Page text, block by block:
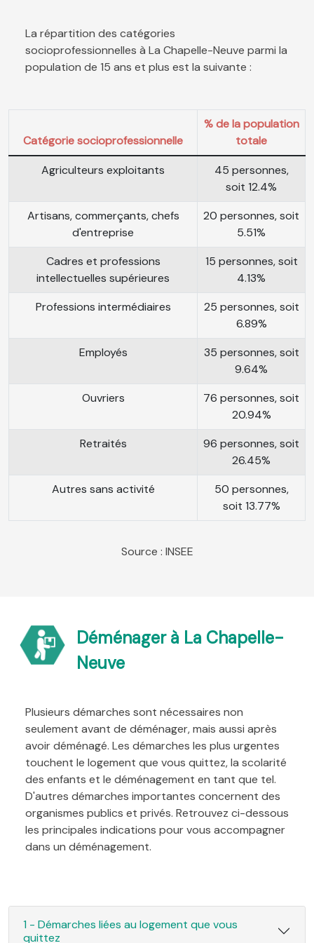
La répartition des catégories
socioprofessionnelles à La Chapelle-Neuve parmi la
population de 15 ans et plus est la suivante :
Catégorie socioprofessionnelle
% de la population
totale
Agriculteurs exploitants
45 personnes,
soit 12.4%
Artisans, commerçants, chefs
d'entreprise
20 personnes, soit
5.51%
Cadres et professions
intellectuelles supérieures
15 personnes, soit
4.13%
Professions intermédiaires
25 personnes, soit
6.89%
Employés
35 personnes, soit
9.64%
Ouvriers
76 personnes, soit
20.94%
Retraités
96 personnes, soit
26.45%
Autres sans activité
50 personnes,
soit 13.77%
Source : INSEE
Déménager à La Chapelle-
Neuve
Plusieurs démarches sont nécessaires non
seulement avant de déménager, mais aussi après
avoir déménagé. Les démarches les plus urgentes
touchent le logement que vous quittez, la scolarité
des enfants et le déménagement en tant que tel.
D'autres démarches importantes concernent des
organismes publics et privés. Retrouvez ci-dessous
les principales indications pour vous accompagner
dans un déménagement.
1 - Démarches liées au logement que vous
quittez